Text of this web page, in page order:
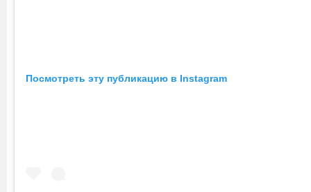
Посмотреть эту публикацию в Instagram